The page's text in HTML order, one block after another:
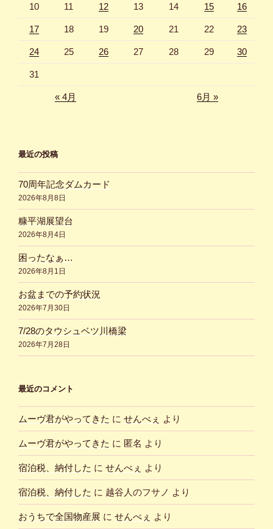
10 11 12 13 14 15 16
17 18 19 20 21 22 23
24 25 26 27 28 29 30
31
« 4月 6月 »
最近の投稿
70周年記念ダムカード
2026年8月8日
糠平湖展望台
2026年8月4日
困ったなぁ…
2026年8月1日
お盆までの予約状況
2026年7月30日
7/28のタウシュベツ川橋梁
2026年7月28日
最近のコメント
ムーヴ君がやってきた に せんべぇ より
ムーヴ君がやってきた に 匿名 より
宿泊税、納付した に せんべぇ より
宿泊税、納付した に 越谷人のフサノ より
おうちで全国物産展 に せんべぇ より